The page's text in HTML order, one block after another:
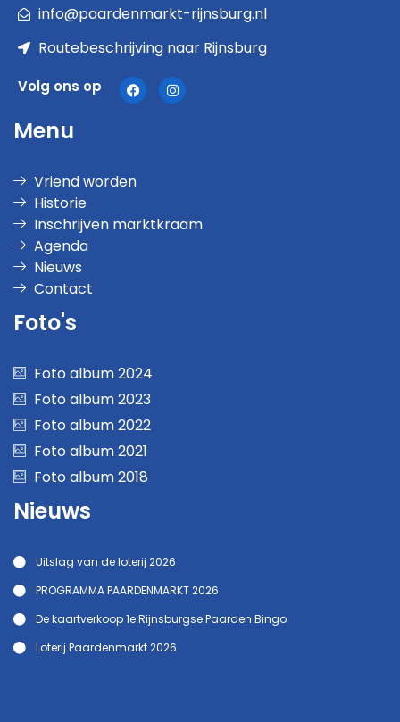
info@paardenmarkt-rijnsburg.nl
Routebeschrijving naar Rijnsburg
Volg ons op
Menu
Vriend worden
Historie
Inschrijven marktkraam
Agenda
Nieuws
Contact
Foto's
Foto album 2024
Foto album 2023
Foto album 2022
Foto album 2021
Foto album 2018
Nieuws
Uitslag van de loterij 2026
PROGRAMMA PAARDENMARKT 2026
De kaartverkoop 1e Rijnsburgse Paarden Bingo
Loterij Paardenmarkt 2026